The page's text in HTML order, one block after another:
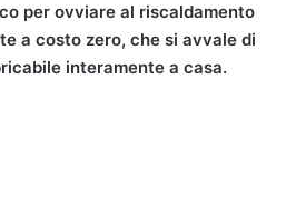
per ovviare al riscaldamento
a costo zero, che si avvale di
interamente a casa.